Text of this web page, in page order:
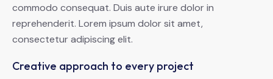
commodo consequat. Duis aute irure dolor in
reprehenderit. Lorem ipsum dolor sit amet,
consectetur adipiscing elit.
Creative approach to every project